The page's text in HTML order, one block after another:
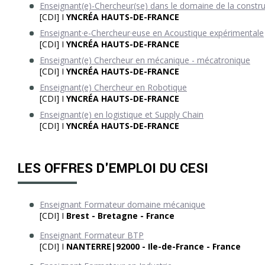
Enseignant(e)-Chercheur(se) dans le domaine de la
[CDI] I YNCRÉA HAUTS-DE-FRANCE
Enseignant·e-Chercheur·euse en Acoustique expérimentale
[CDI] I YNCRÉA HAUTS-DE-FRANCE
Enseignant(e) Chercheur en mécanique - mécatronique
[CDI] I YNCRÉA HAUTS-DE-FRANCE
Enseignant(e) Chercheur en Robotique
[CDI] I YNCRÉA HAUTS-DE-FRANCE
Enseignant(e) en logistique et Supply Chain
[CDI] I YNCRÉA HAUTS-DE-FRANCE
LES OFFRES D'EMPLOI DU CESI
Enseignant Formateur domaine mécanique
[CDI] I Brest - Bretagne - France
Enseignant Formateur BTP
[CDI] I NANTERRE|92000 - Ile-de-France - France